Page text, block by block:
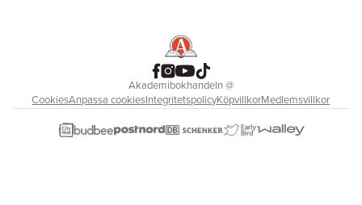
Akademibokhandeln@
CookiesAnpassa cookiesIntegritetspolicyKöpvillkorMedlemsvillkor